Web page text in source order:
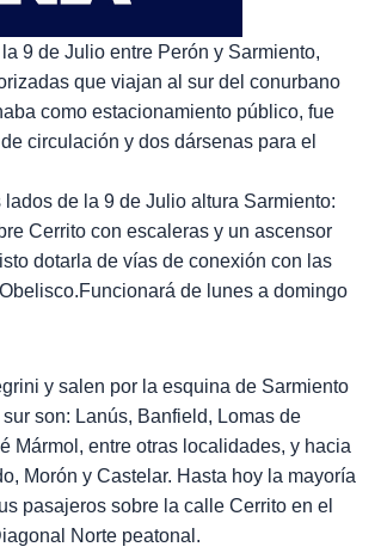
9 de Julio entre Perón y Sarmiento,
que viajan al sur del conurbano
como estacionamiento público, fue
circulación y dos dársenas para el
de la 9 de Julio altura Sarmiento:
Cerrito con escaleras y un ascensor
dotarla de vías de conexión con las
de lunes a domingo
y salen por la esquina de Sarmiento
son: Lanús, Banfield, Lomas de
Mármol, entre otras localidades, y hacia
Morón y Castelar. Hasta hoy la mayoría
pasajeros sobre la calle Cerrito en el
Norte peatonal.